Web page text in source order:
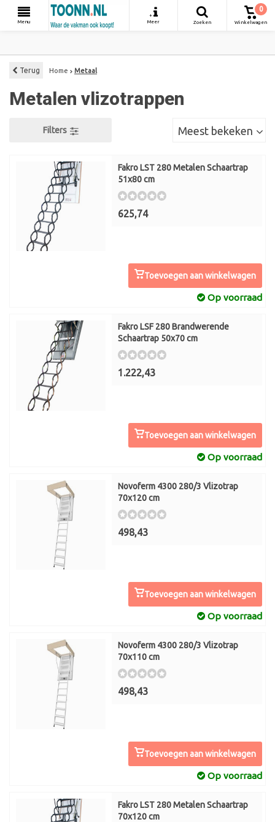
Menu
+
Meer
Zoeken
0
Winkelwagen
Terug Home Metaal
Metalen vlizotrappen
Filters Meest bekeken
Fakro LST 280 Metalen Schaartrap
51x80 cm
625,74
Toevoegen aan winkelwagen
Op voorraad
Fakro LSF 280 Brandwerende
Schaartrap 50x70 cm
1.222,43
Toevoegen aan winkelwagen
Op voorraad
Novoferm 4300 280/3 Vlizotrap
70x120 cm
498,43
Toevoegen aan winkelwagen
Op voorraad
Novoferm 4300 280/3 Vlizotrap
70x110 cm
498,43
Toevoegen aan winkelwagen
Op voorraad
Fakro LST 280 Metalen Schaartrap
70x120 cm